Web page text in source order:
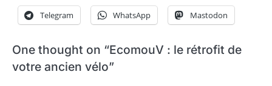
Telegram WhatsApp Mastodon
One thought on “EcomouV : le rétrofit de
votre ancien vélo”